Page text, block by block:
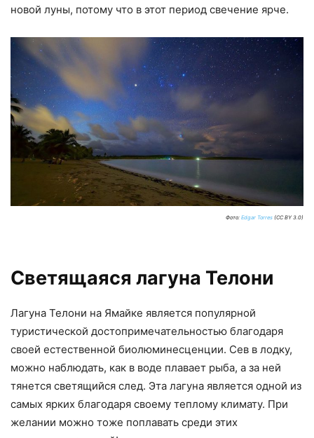
новой луны, потому что в этот период свечение ярче.
Фото: Edgar Torres (CC BY 3.0)
Светящаяся лагуна Телони
Лагуна Телони на Ямайке является популярной
туристической достопримечательностью благодаря
своей естественной биолюминесценции. Сев в лодку,
можно наблюдать, как в воде плавает рыба, а за ней
тянется светящийся след. Эта лагуна является одной из
самых ярких благодаря своему теплому климату. При
желании можно тоже поплавать среди этих